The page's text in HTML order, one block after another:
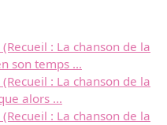
: La chanson de la
son temps ...
: La chanson de la
alors ...
: La chanson de la